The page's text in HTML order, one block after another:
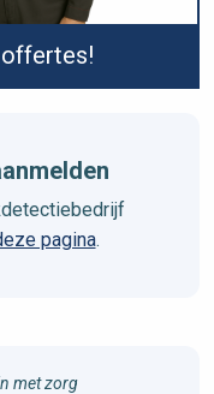
pagina.
met zorg